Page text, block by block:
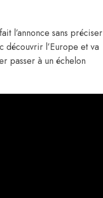
l’annonce sans préciser
découvrir l’Europe et va
passer à un échelon